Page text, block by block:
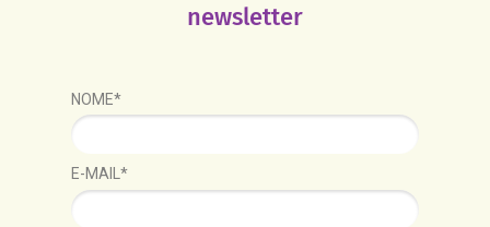
newsletter
NOME*
E-MAIL*